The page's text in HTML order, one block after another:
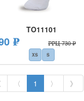
TO11101
₽ РРЦ 730 ₽
XS S
〈 1 〉 》